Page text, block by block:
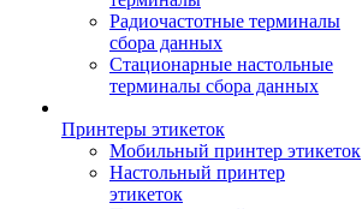
Радиочастотные терминалы
сбора данных
Стационарные настольные
терминалы сбора данных
Принтеры этикеток
Мобильный принтер этикеток
Настольный принтер
этикеток